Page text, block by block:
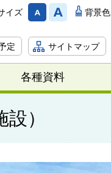
イズ 背景色
定 サイトマップ
各種資料
設）